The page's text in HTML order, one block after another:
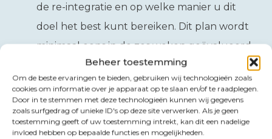
Beheer toestemming
Om de beste ervaringen te bieden, gebruiken wij technologieën zoals
cookies om informatie over je apparaat op te slaan en/of te raadplegen.
Door in te stemmen met deze technologieën kunnen wij gegevens
zoals surfgedrag of unieke ID's op deze site verwerken. Als je geen
toestemming geeft of uw toestemming intrekt, kan dit een nadelige
invloed hebben op bepaalde functies en mogelijkheden.
de re-integratie en op welke manier u dit
doel het best kunt bereiken. Dit plan wordt
minimaal eens in de zes weken geëvalueerd.
Casemanager
Een casemanager fungeert als een soort spin-in-
het-web waar het gaat om de processtappen in